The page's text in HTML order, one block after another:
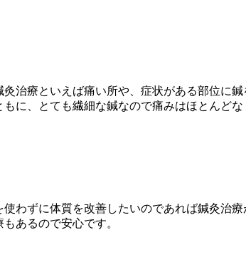
治療といえば痛い所や、症状がある部位に
に、とても繊細な鍼なので痛みはほとんどな
わずに体質を改善したいのであれば鍼灸治療
あるので安心です。